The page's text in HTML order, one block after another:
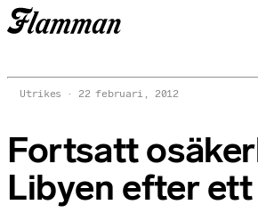
Utrikes 22 februari, 2012
Fortsatt
Libyen efter